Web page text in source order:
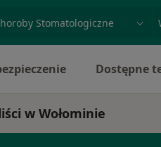
Dostępne
w Wołominie